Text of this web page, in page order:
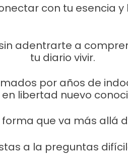
con tu esencia
adentrarte a
tu diario vivir.
por años de
libertad nuevo
que va más allá
a la preguntas